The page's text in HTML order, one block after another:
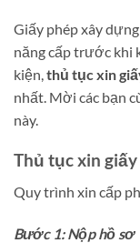
Giấy phép xây
năng cấp trước khi
kiện, thủ tục xin
nhất. Mời các bạn
này.
Thủ tục xin
Quy trình xin cấp
Bước 1: Nộp hồ sơ